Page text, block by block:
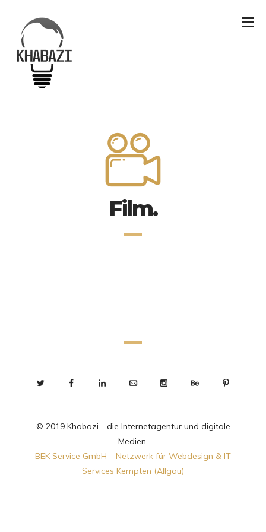
Film.
© 2019 Khabazi - die Internetagentur und digitale
Medien.
BEK Service GmbH – Netzwerk für Webdesign & IT
Services Kempten (Allgäu)